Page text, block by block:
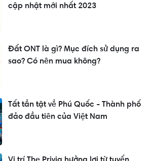
cập nhật mới nhất 2023
Đất ONT là gì? Mục đích sử dụng ra
sao? Có nên mua không?
Tất tần tật về Phú Quốc - Thành phố
đảo đầu tiên của Việt Nam